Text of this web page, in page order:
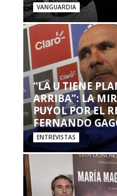
VANGUARDIA
“LA U TIENE
ARRIBA”: LA
PUYOL POR EL
FERNANDO
ENTREVISTAS